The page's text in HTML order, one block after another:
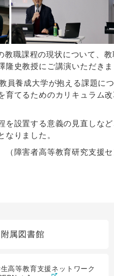
職課程の現状について、
隆史教授にご講演いただきま
養成大学が抱える課題に
てるためのカリキュラム
設置する意義の見直しな
りました。
ー 渡部 杏菜
附属図書館
高等教育支援ネットワーク